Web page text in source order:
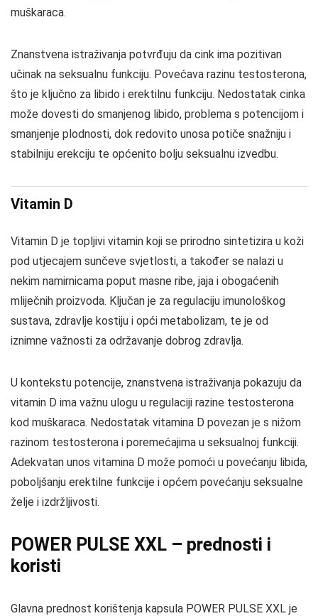
muškaraca.
Znanstvena istraživanja potvrđuju da cink ima pozitivan
učinak na seksualnu funkciju. Povećava razinu testosterona,
što je ključno za libido i erektilnu funkciju. Nedostatak cinka
može dovesti do smanjenog libido, problema s potencijom i
smanjenje plodnosti, dok redovito unosa potiče snažniju i
stabilniju erekciju te općenito bolju seksualnu izvedbu.
Vitamin D
Vitamin D je topljivi vitamin koji se prirodno sintetizira u koži
pod utjecajem sunčeve svjetlosti, a također se nalazi u
nekim namirnicama poput masne ribe, jaja i obogaćenih
mliječnih proizvoda. Ključan je za regulaciju imunološkog
sustava, zdravlje kostiju i opći metabolizam, te je od
iznimne važnosti za održavanje dobrog zdravlja.
U kontekstu potencije, znanstvena istraživanja pokazuju da
vitamin D ima važnu ulogu u regulaciji razine testosterona
kod muškaraca. Nedostatak vitamina D povezan je s nižom
razinom testosterona i poremećajima u seksualnoj funkciji.
Adekvatan unos vitamina D može pomoći u povećanju libida,
poboljšanju erektilne funkcije i općem povećanju seksualne
želje i izdržljivosti.
POWER PULSE XXL – prednosti i
koristi
Glavna prednost korištenja kapsula POWER PULSE XXL je